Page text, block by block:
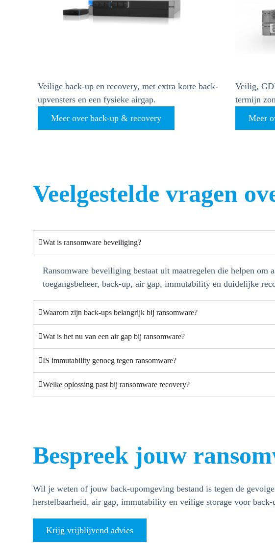
Veilige back-up en recovery, met extra korte back-
upvensters en een fysieke airgap.
Meer over back-up & recovery
Veilig,
termijn
Meer
Veelgestelde vragen
Wat is ransomware beveiliging?
Ransomware beveiliging bestaat uit maatregelen die helpen
toegangsbeheer, back-up, air gap, immutability en duidelijke
Waarom zijn back-ups belangrijk bij ransomware?
Wat is het nu van een air gap bij ransomware?
IS immutability genoeg tegen ransomware?
Welke oplossing past bij ransomware recovery?
Bespreek jouw
Wil je weten of jouw back-upomgeving bestand is tegen de
herstelbaarheid, air gap, immutability en veilige storage voor
Krijg vrijblijvend advies